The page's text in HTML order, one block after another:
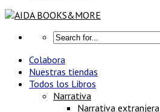
Colabora
Nuestras tiendas
Todos los Libros
Narrativa
Narrativa extranjera